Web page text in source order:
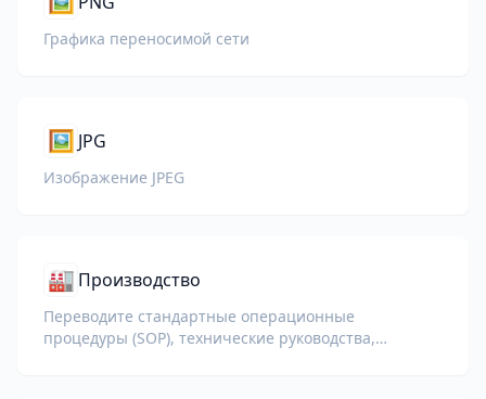
Графика переносимой сети
🖼️ JPG
Изображение JPEG
🏭 Производство
Переводите стандартные операционные
процедуры (SOP), технические руководства,